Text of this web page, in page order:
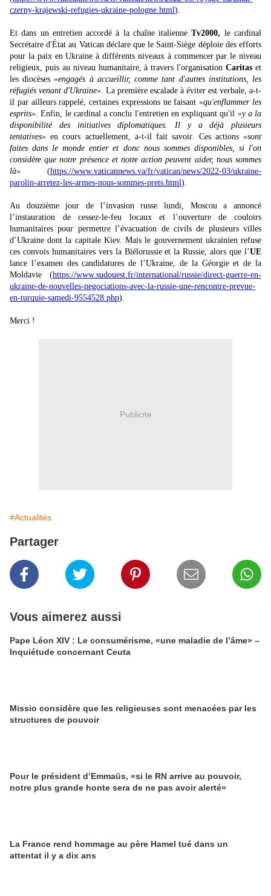
czerny-krajewski-refugies-ukraine-pologne.html).
Et dans un entretien accordé à la chaîne italienneTv2000, le cardinal
Secrétaire d'État au Vatican déclare que le Saint-Siège déploie des efforts
pour la paix en Ukraine à différents niveaux à commencer par le niveau
religieux, puis au niveau humanitaire, à travers l'organisationCaritas et
les diocèses«engagés à accueillir, comme tant d'autres institutions, les
réfugiés venant d'Ukraine». La première escalade à éviter est verbale, a-t-
il par ailleurs rappelé, certaines expressions ne faisant«qu'enflammer les
esprits». Enfin, le cardinal a conclu l'entretien en expliquant qu'il «y a la
disponibilité des initiatives diplomatiques. Il y a déjà plusieurs
tentatives»en cours actuellement, a-t-il fait savoir. Ces actions«sont
faites dans le monde entier et donc nous sommes disponibles, si l'on
considère que notre présence et notre action peuvent aider, nous sommes
là» (https://www.vaticannews.va/fr/vatican/news/2022-03/ukraine-
parolin-arretez-les-armes-nous-sommes-prets.html).
Au douzième jour de l’invasion russe lundi, Moscou a annoncé
l’instauration de cessez-le-feu locaux et l’ouverture de couloirs
humanitaires pour permettre l’évacuation de civils de plusieurs villes
d’Ukraine dont la capitale Kiev. Mais le gouvernement ukrainien refuse
ces convois humanitaires vers la Biélorussie et la Russie, alors que l’UE
lance l’examen des candidatures de l’Ukraine, de la Géorgie et de la
Moldavie (https://www.sudouest.fr/international/russie/direct-guerre-en-
ukraine-de-nouvelles-negociations-avec-la-russie-une-rencontre-prevue-
en-turquie-samedi-9554528.php).
Merci !
Publicité
#Actualités
Partager
Vous aimerez aussi
Pape Léon XIV : Le consumérisme, «une maladie de l’âme» –
Inquiétude concernant Ceuta
Missio considère que les religieuses sont menacées par les
structures de pouvoir
Pour le président d’Emmaüs, «si le RN arrive au pouvoir,
notre plus grande honte sera de ne pas avoir alerté»
La France rend hommage au père Hamel tué dans un
attentat il y a dix ans